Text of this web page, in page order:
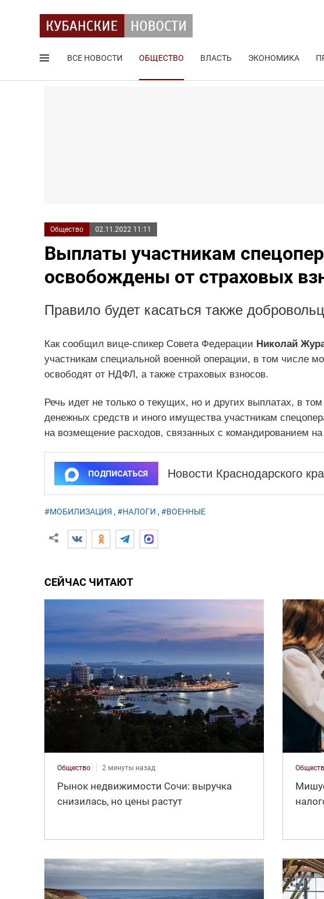
ВСЕ НОВОСТИ ОБЩЕСТВО ВЛАСТЬ ЭКОНОМИКА
Общество 02.11.2022 11:11
Выплаты участникам
освобождены от страховых
Правило будет касаться также
Как сообщил вице-спикер Совета Федерации Николай
участникам специальной военной операции, в том числе
освободят от НДФЛ, а также страховых взносов.
Речь идет не только о текущих, но и других выплатах, в
денежных средств и иного имущества участникам
на возмещение расходов, связанных с командированием
ПОДПИСАТЬСЯ Новости Краснодарского
#МОБИЛИЗАЦИЯ , #НАЛОГИ , #ВОЕННЫЕ
СЕЙЧАС ЧИТАЮТ
Общество 2 минуты назад
Рынок недвижимости Сочи: выручка
снизилась, но цены растут